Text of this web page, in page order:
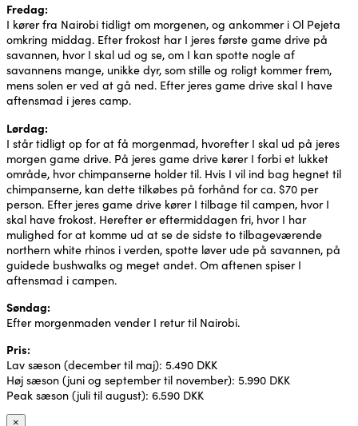
Fredag:
I kører fra Nairobi tidligt om morgenen, og ankommer i Ol Pejeta
omkring middag. Efter frokost har I jeres første game drive på
savannen, hvor I skal ud og se, om I kan spotte nogle af
savannens mange, unikke dyr, som stille og roligt kommer frem,
mens solen er ved at gå ned. Efter jeres game drive skal I have
aftensmad i jeres camp.
Lørdag:
I står tidligt op for at få morgenmad, hvorefter I skal ud på jeres
morgen game drive. På jeres game drive kører I forbi et lukket
område, hvor chimpanserne holder til. Hvis I vil ind bag hegnet til
chimpanserne, kan dette tilkøbes på forhånd for ca. $70 per
person. Efter jeres game drive kører I tilbage til campen, hvor I
skal have frokost. Herefter er eftermiddagen fri, hvor I har
mulighed for at komme ud at se de sidste to tilbageværende
northern white rhinos i verden, spotte løver ude på savannen, på
guidede bushwalks og meget andet. Om aftenen spiser I
aftensmad i campen.
Søndag:
Efter morgenmaden vender I retur til Nairobi.
Pris:
Lav sæson (december til maj): 5.490 DKK
Høj sæson (juni og september til november): 5.990 DKK
Peak sæson (juli til august): 6.590 DKK
×